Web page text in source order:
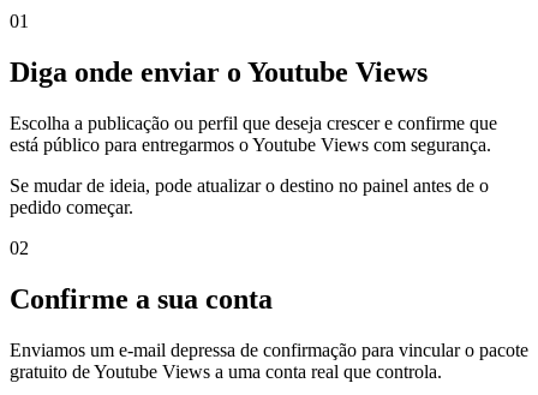
01
Diga onde enviar o Youtube Views
Escolha a publicação ou perfil que deseja crescer e confirme que
está público para entregarmos o Youtube Views com segurança.
Se mudar de ideia, pode atualizar o destino no painel antes de o
pedido começar.
02
Confirme a sua conta
Enviamos um e-mail depressa de confirmação para vincular o pacote
gratuito de Youtube Views a uma conta real que controla.